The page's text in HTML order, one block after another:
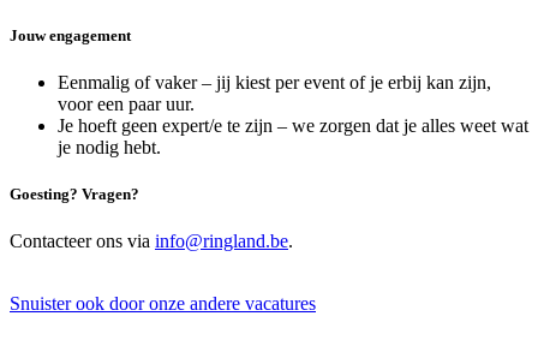
Jouw engagement
Eenmalig of vaker – jij kiest per event of je erbij kan zijn,
voor een paar uur.
Je hoeft geen expert/e te zijn – we zorgen dat je alles weet wat
je nodig hebt.
Goesting? Vragen?
Contacteer ons via info@ringland.be.
Snuister ook door onze andere vacatures